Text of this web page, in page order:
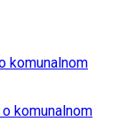
komunalnom
komunalnom